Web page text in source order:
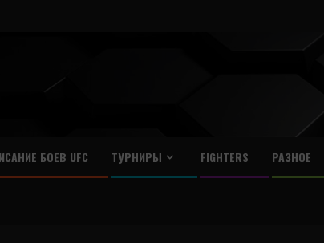
БОЕВ UFC ТУРНИРЫ FIGHTERS РАЗНОЕ